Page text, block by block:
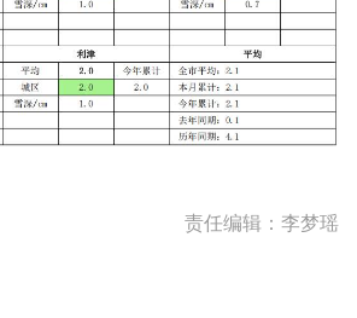
责任编辑：李梦瑶